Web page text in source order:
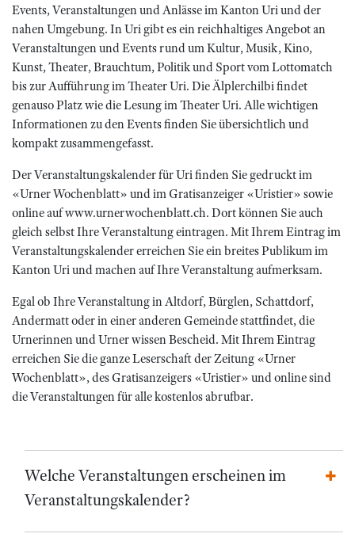
Events, Veranstaltungen und Anlässe im Kanton Uri und der
nahen Umgebung. In Uri gibt es ein reichhaltiges Angebot an
Veranstaltungen und Events rund um Kultur, Musik, Kino,
Kunst, Theater, Brauchtum, Politik und Sport vom Lottomatch
bis zur Aufführung im Theater Uri. Die Älplerchilbi findet
genauso Platz wie die Lesung im Theater Uri. Alle wichtigen
Informationen zu den Events finden Sie übersichtlich und
kompakt zusammengefasst.
Der Veranstaltungskalender für Uri finden Sie gedruckt im
«Urner Wochenblatt» und im Gratisanzeiger «Uristier» sowie
online auf www.urnerwochenblatt.ch. Dort können Sie auch
gleich selbst Ihre Veranstaltung eintragen. Mit Ihrem Eintrag im
Veranstaltungskalender erreichen Sie ein breites Publikum im
Kanton Uri und machen auf Ihre Veranstaltung aufmerksam.
Egal ob Ihre Veranstaltung in Altdorf, Bürglen, Schattdorf,
Andermatt oder in einer anderen Gemeinde stattfindet, die
Urnerinnen und Urner wissen Bescheid. Mit Ihrem Eintrag
erreichen Sie die ganze Leserschaft der Zeitung «Urner
Wochenblatt», des Gratisanzeigers «Uristier» und online sind
die Veranstaltungen für alle kostenlos abrufbar.
Welche Veranstaltungen erscheinen im
Veranstaltungskalender?